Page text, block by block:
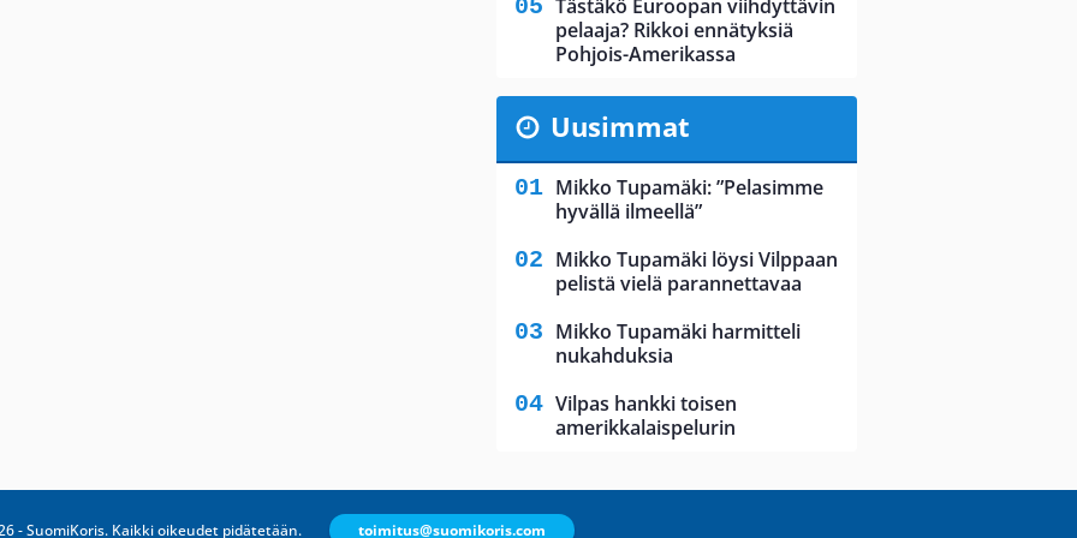
Tästäkö Euroopan viihdyttävin
pelaaja? Rikkoi ennätyksiä
Pohjois-Amerikassa
Uusimmat
Mikko Tupamäki: ”Pelasimme
hyvällä ilmeellä”
Mikko Tupamäki löysi Vilppaan
pelistä vielä parannettavaa
Mikko Tupamäki harmitteli
nukahduksia
Vilpas hankki toisen
amerikkalaispelurin
- SuomiKoris. Kaikki oikeudet pidätetään. toimitus@suomikoris.com